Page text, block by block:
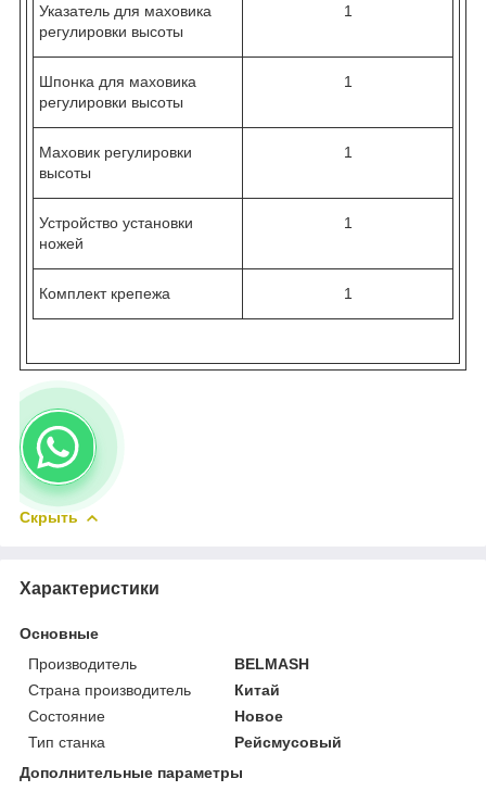
Указатель для маховика
регулировки высоты
1
Шпонка для маховика
регулировки высоты
1
Маховик регулировки
высоты
1
Устройство установки
ножей
1
Комплект крепежа 1
Скрыть
Характеристики
Основные
Производитель
BELMASH
Страна производитель
Китай
Состояние
Новое
Тип станка
Рейсмусовый
Дополнительные параметры